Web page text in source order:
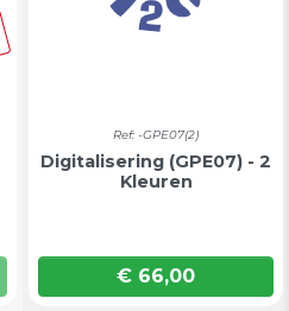
Ref: -GPE07(2)
Digitalisering (GPE07) - 2
Kleuren
Prijs
€ 66,00